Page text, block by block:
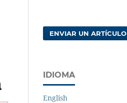
ENVIAR UN ARTÍCULO
IDIOMA
English